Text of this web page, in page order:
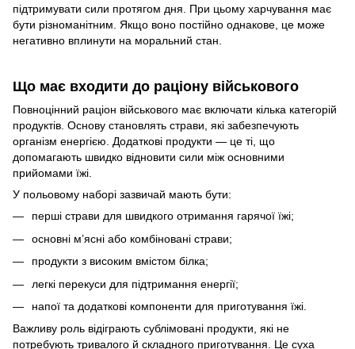
підтримувати сили протягом дня. При цьому харчування має
бути різноманітним. Якщо воно постійно однакове, це може
негативно вплинути на моральний стан.
Що має входити до раціону військового
Повноцінний раціон військового має включати кілька категорій
продуктів. Основу становлять страви, які забезпечують
організм енергією. Додаткові продукти — це ті, що
допомагають швидко відновити сили між основними
прийомами їжі.
У польовому наборі зазвичай мають бути:
перші страви для швидкого отримання гарячої їжі;
основні м’ясні або комбіновані страви;
продукти з високим вмістом білка;
легкі перекуси для підтримання енергії;
напої та додаткові компоненти для приготування їжі.
Важливу роль відіграють сублімовані продукти, які не
потребують тривалого й складного приготування. Це суха